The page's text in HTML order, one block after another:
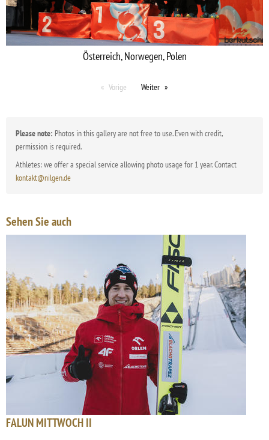
Österreich, Norwegen, Polen
Vorige Weiter
Please note: Photos in this gallery are not free to use. Even with credit,
permission is required.
Athletes: we offer a special service allowing photo usage for 1 year. Contact
kontakt@nilgen.de
Sehen Sie auch
FALUN MITTWOCH II